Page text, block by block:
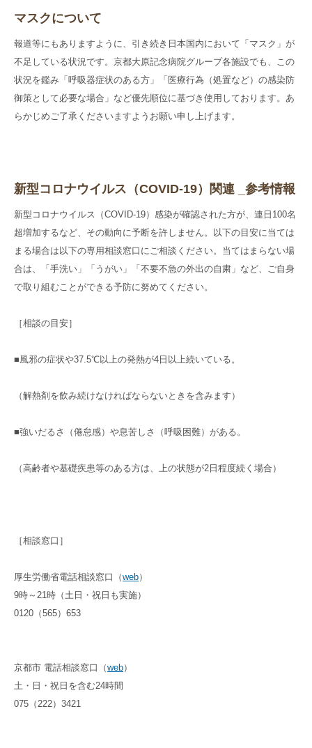
マスクについて
報道等にもありますように、引き続き日本国内において「マスク」が
不足している状況です。京都大原記念病院グループ各施設でも、この
状況を鑑み「呼吸器症状のある方」「医療行為（処置など）の感染防
御策として必要な場合」など優先順位に基づき使用しております。あ
らかじめご了承くださいますようお願い申し上げます。
新型コロナウイルス（COVID-19）関連 _参考情報
新型コロナウイルス（COVID-19）感染が確認された方が、連日100名
超増加するなど、その動向に予断を許しません。以下の目安に当ては
まる場合は以下の専用相談窓口にご相談ください。当てはまらない場
合は、「手洗い」「うがい」「不要不急の外出の自粛」など、ご自身
で取り組むことができる予防に努めてください。
［相談の目安］
■風邪の症状や37.5℃以上の発熱が4日以上続いている。
（解熱剤を飲み続けなければならないときを含みます）
■強いだるさ（倦怠感）や息苦しさ（呼吸困難）がある。
（高齢者や基礎疾患等のある方は、上の状態が2日程度続く場合）
［相談窓口］
厚生労働省電話相談窓口（web）
9時～21時（土日・祝日も実施）
0120（565）653
京都市 電話相談窓口（web）
土・日・祝日を含む24時間
075（222）3421